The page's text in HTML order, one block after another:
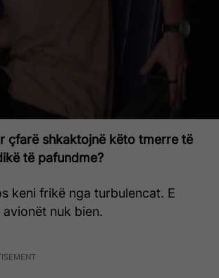
çfarë shkaktojnë këto tmerre të
të pafundme?
keni frikë nga turbulencat. E
nuk bien.